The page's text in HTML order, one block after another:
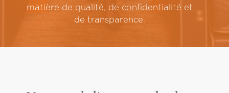
matière de qualité, de confidentialité et
de transparence.